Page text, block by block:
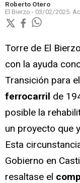
Roberto Otero
El Bierzo - 03/02/2025.
Torre de El
con la ayuda
Transición para el
ferrocarril de
posible la
un proyecto que
Esta
Gobierno en
resaltase el